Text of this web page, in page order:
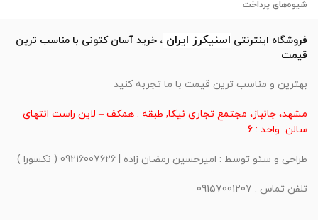
شیوه‌های پرداخت
فروشگاه اینترنتی اسنیکرز ایران ، خرید آسان کتونی با مناسب ترین
قیمت
بهترین و مناسب ترین قیمت با ما تجربه کنید
مشهد، جانباز، مجتمع تجاری نیکا, طبقه : همکف – لاین راست انتهای
سالن واحد : 6
طراحی و سئو توسط : امیرحسین رمضان زاده | 09216007626 ( نکسورا )
تلفن تماس : 09157001207